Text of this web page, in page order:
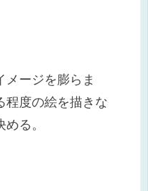
メージを膨らま
程度の絵を描きな
る。